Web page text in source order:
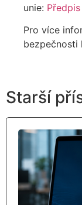
unie:
Pro více
bezpečnosti
Starší